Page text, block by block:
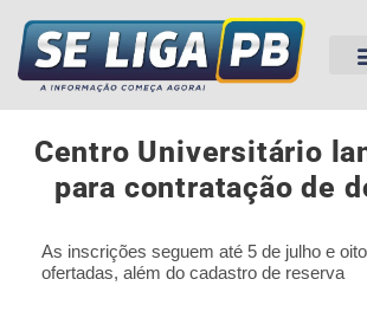
Centro Universitário
para contratação de
As inscrições seguem até 5 de julho e
ofertadas, além do cadastro de reserva